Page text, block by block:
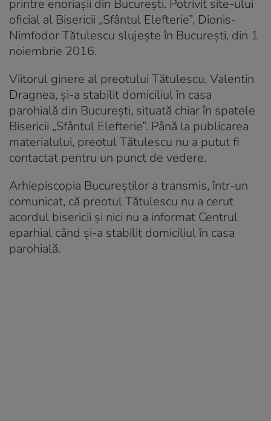
printre enoriașii din București. Potrivit site-ului
oficial al Bisericii „Sfântul Elefterie”, Dionis-
Nimfodor Tătulescu slujește în București, din 1
noiembrie 2016.
Viitorul ginere al preotului Tătulescu, Valentin
Dragnea, și-a stabilit domiciliul în casa
parohială din București, situată chiar în spatele
Bisericii „Sfântul Elefterie”. Până la publicarea
materialului, preotul Tătulescu nu a putut fi
contactat pentru un punct de vedere.
Arhiepiscopia Bucureștilor a transmis, într-un
comunicat, că preotul Tătulescu nu a cerut
acordul bisericii și nici nu a informat Centrul
eparhial când și-a stabilit domiciliul în casa
parohială.